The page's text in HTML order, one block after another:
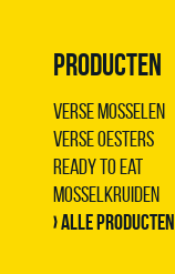
PRODUCTEN
Verse Mosselen
Verse Oesters
Ready to Eat
Mosselkruiden
› Alle producten